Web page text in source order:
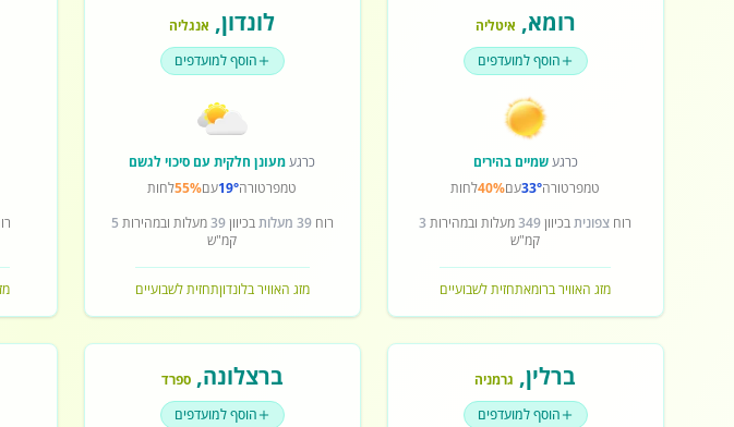
רומא, איטליה
הוסף למועדפים
כרגעשמיים בהירים
טמפרטורה33°עם40%לחות
רוח צפוניתבכיוון349מעלות ובמהירות 3
קמ"ש
מזג האוויר ברומאתחזית לשבועיים
לונדון, אנגליה
הוסף למועדפים
כרגעמעונן חלקית עם סיכוי לגשם
טמפרטורה19°עם55%לחות
רוח39 מעלות בכיוון39מעלות ובמהירות 5
קמ"ש
מזג האוויר בלונדוןתחזית לשבועיים
ברלין, גרמניה
הוסף למועדפים
ברצלונה,ספרד
הוסף למועדפים